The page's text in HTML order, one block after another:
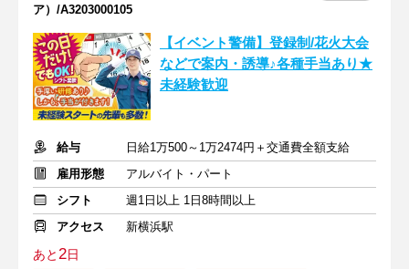
ア）/A3203000105
【イベント警備】登録制/花火大会
などで案内・誘導♪各種手当あり★
未経験歓迎
給与
日給1万500～1万2474円＋交通費全額支給
雇用形態
アルバイト・パート
シフト
週1日以上 1日8時間以上
アクセス
新横浜駅
あと 2日